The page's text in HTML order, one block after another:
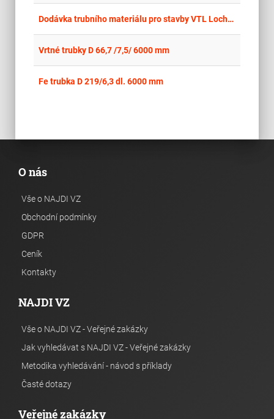
Dodávka trubního materiálu pro stavby VTL Lochotínská DN500, VTL Lipská DN300
Vrtné trubky D 66,7 /7,5/ 6000 mm
Fe trubka D 219/6,3 dl. 6000 mm
O nás
Vše o NAJDI VZ
Obchodní podmínky
GDPR
Ceník
Kontakty
NAJDI VZ
Vše o NAJDI VZ - Veřejné zakázky
Jak vyhledávat s NAJDI VZ - Veřejné zakázky
Metodika vyhledávání - návod s příklady
Časté dotazy
Veřejné zakázky